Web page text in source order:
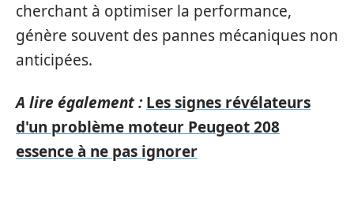
cherchant à optimiser la performance,
génère souvent des pannes mécaniques non
anticipées.
A lire également : Les signes révélateurs
d'un problème moteur Peugeot 208
essence à ne pas ignorer